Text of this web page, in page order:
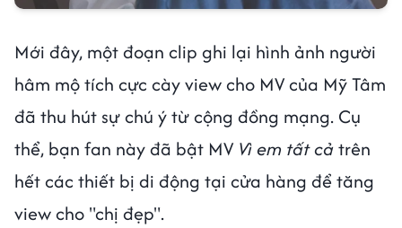
Mới đây, một đoạn clip ghi lại hình ảnh người
hâm mộ tích cực cày view cho MV của Mỹ Tâm
đã thu hút sự chú ý từ cộng đồng mạng. Cụ
thể, bạn fan này đã bật MV Vì em tất cảtrên
hết các thiết bị di động tại cửa hàng để tăng
view cho "chị đẹp".